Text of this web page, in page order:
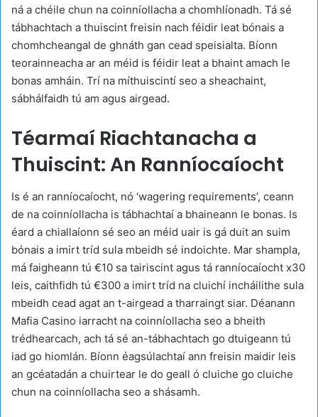
ná a chéile chun na coinníollacha a chomhlíonadh. Tá sé
tábhachtach a thuiscint freisin nach féidir leat bónais a
chomhcheangal de ghnáth gan cead speisialta. Bíonn
teorainneacha ar an méid is féidir leat a bhaint amach le
bonas amháin. Trí na míthuiscintí seo a sheachaint,
sábhálfaidh tú am agus airgead.
Téarmaí Riachtanacha a
Thuiscint: An Ranníocaíocht
Is é an ranníocaíocht, nó ‘wagering requirements’, ceann
de na coinníollacha is tábhachtaí a bhaineann le bonas. Is
éard a chiallaíonn sé seo an méid uair is gá duit an suim
bónais a imirt tríd sula mbeidh sé indoichte. Mar shampla,
má faigheann tú €10 sa tairiscint agus tá ranníocaíocht x30
leis, caithfidh tú €300 a imirt tríd na cluichí incháilithe sula
mbeidh cead agat an t-airgead a tharraingt siar. Déanann
Mafia Casino iarracht na coinníollacha seo a bheith
trédhearcach, ach tá sé an-tábhachtach go dtuigeann tú
iad go hiomlán. Bíonn éagsúlachtaí ann freisin maidir leis
an gcéatadán a chuirtear le do geall ó cluiche go cluiche
chun na coinníollacha seo a shásamh.